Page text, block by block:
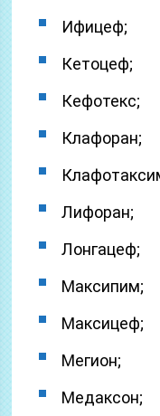
Ифицеф;
Кетоцеф;
Кефотекс;
Клафоран;
Лифоран;
Лонгацеф;
Максипим;
Максицеф;
Мегион;
Медаксон;